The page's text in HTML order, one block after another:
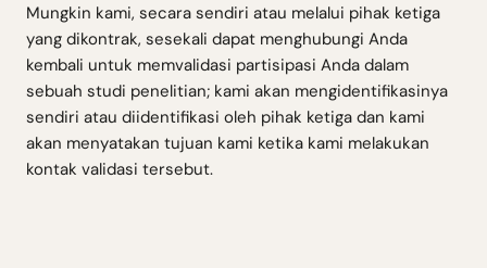
Mungkin kami, secara sendiri atau melalui pihak ketiga
yang dikontrak, sesekali dapat menghubungi Anda
kembali untuk memvalidasi partisipasi Anda dalam
sebuah studi penelitian; kami akan mengidentifikasinya
sendiri atau diidentifikasi oleh pihak ketiga dan kami
akan menyatakan tujuan kami ketika kami melakukan
kontak validasi tersebut.